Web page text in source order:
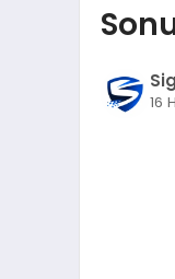
16